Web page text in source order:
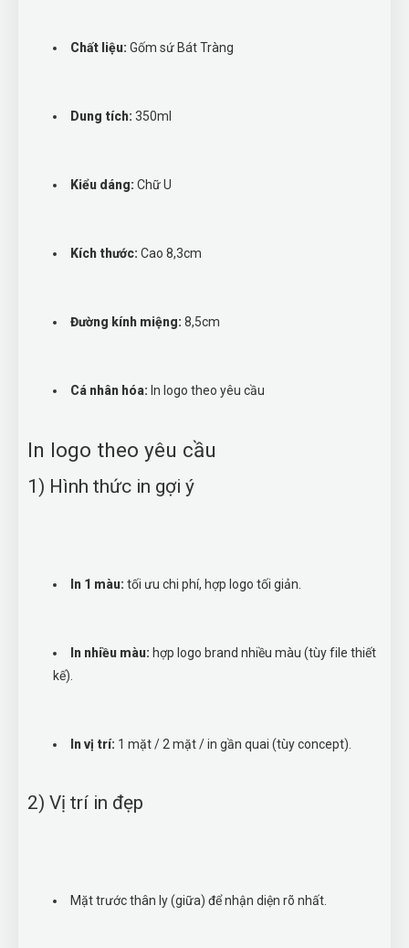
Chất liệu: Gốm sứ Bát Tràng
Dung tích: 350ml
Kiểu dáng: Chữ U
Kích thước: Cao 8,3cm
Đường kính miệng: 8,5cm
Cá nhân hóa: In logo theo yêu cầu
In logo theo yêu cầu
1) Hình thức in gợi ý
In 1 màu: tối ưu chi phí, hợp logo tối giản.
In nhiều màu: hợp logo brand nhiều màu (tùy file thiết
kế).
In vị trí: 1 mặt / 2 mặt / in gần quai (tùy concept).
2) Vị trí in đẹp
Mặt trước thân ly (giữa) để nhận diện rõ nhất.